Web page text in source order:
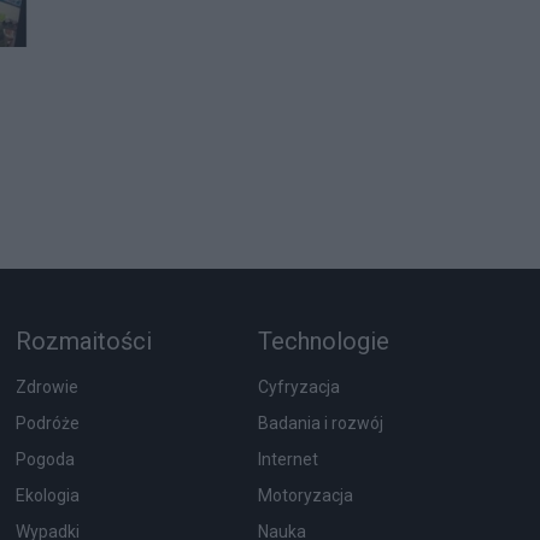
Rozmaitości
Zdrowie
Podróże
Pogoda
Ekologia
Wypadki
Technologie
Cyfryzacja
Badania i rozwój
Internet
Motoryzacja
Nauka